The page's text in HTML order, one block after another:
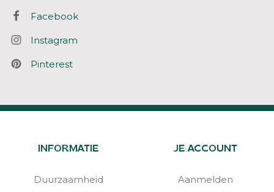
Facebook
Instagram
Pinterest
INFORMATIE
Duurzaamheid
JE ACCOUNT
Aanmelden